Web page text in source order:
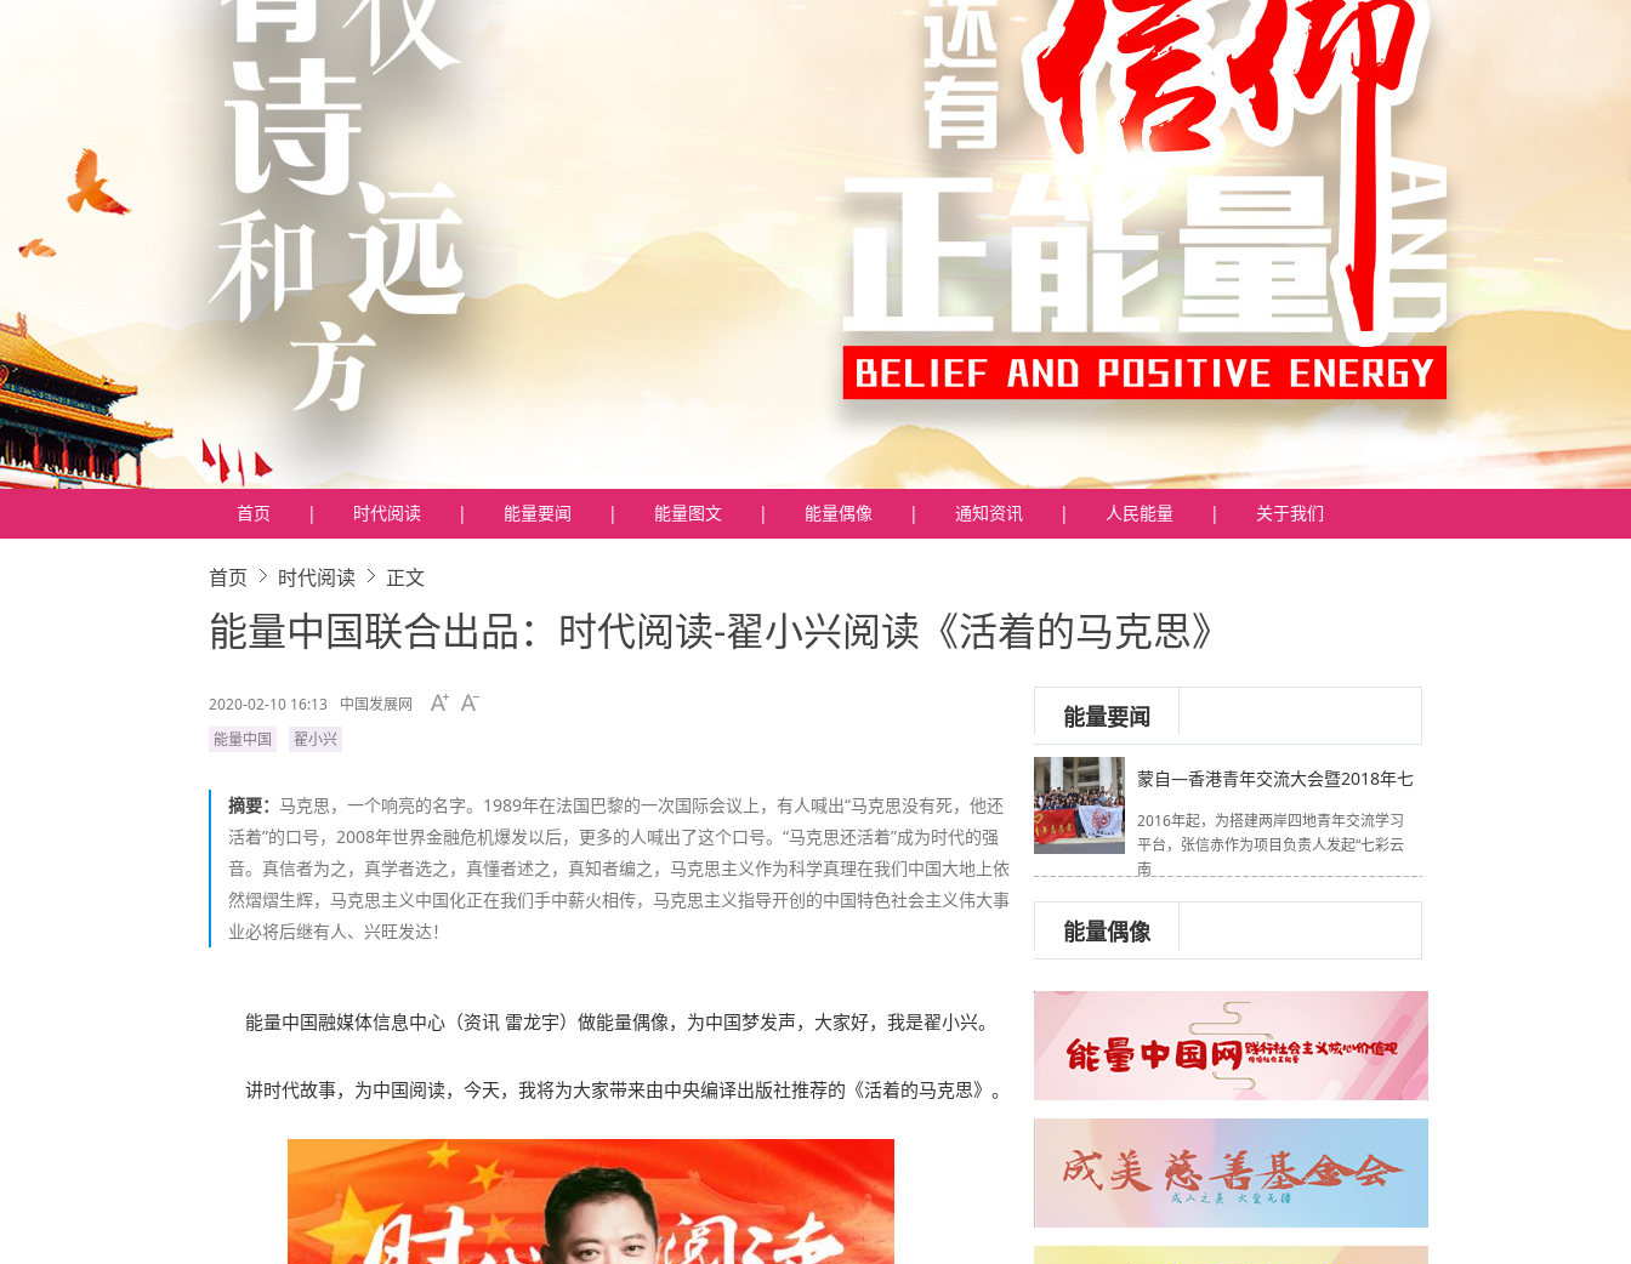
首页 | 时代阅读 | 能量要闻 | 能量图文 | 能量偶像 | 通知资讯 | 人民能量 | 关于我们
首页 时代阅读 正文
能量中国联合出品：时代阅读-翟小兴阅读《活着的马克思》
2020-02-10 16:13
中国发展网
能量中国
翟小兴
摘要： 马克思，一个响亮的名字。1989年在法国巴黎的一次国际会议上，有人喊出“马克思没有死，他还
活着”的口号，2008年世界金融危机爆发以后，更多的人喊出了这个口号。“马克思还活着”成为时代的强
音。真信者为之，真学者选之，真懂者述之，真知者编之，马克思主义作为科学真理在我们中国大地上依
然熠熠生辉，马克思主义中国化正在我们手中薪火相传，马克思主义指导开创的中国特色社会主义伟大事
业必将后继有人、兴旺发达！
能量中国融媒体信息中心（资讯 雷龙宇）做能量偶像，为中国梦发声，大家好，我是翟小兴。
讲时代故事，为中国阅读，今天，我将为大家带来由中央编译出版社推荐的《活着的马克思》。
能量要闻
蒙自—香港青年交流大会暨2018年七
2016年起，为搭建两岸四地青年交流学习
平台，张信赤作为项目负责人发起“七彩云
南
能量偶像